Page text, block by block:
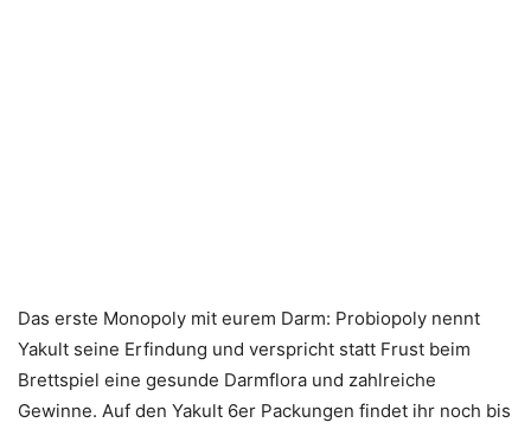
Das erste Monopoly mit eurem Darm: Probiopoly nennt
Yakult seine Erfindung und verspricht statt Frust beim
Brettspiel eine gesunde Darmflora und zahlreiche
Gewinne. Auf den Yakult 6er Packungen findet ihr noch bis